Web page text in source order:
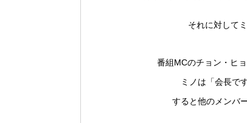
それに対して
番組MCのチョン・ヒ
ミノは「会長で
すると他のメンバ